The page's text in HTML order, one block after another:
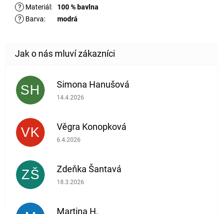
?
Materiál :
100 % bavlna
?
Barva: modrá
SH Simona Hanušová
Hodnocení obchodu je 5 z 5 hvězdiček.
14.4.2026
VK Věgra Konopková
Hodnocení obchodu je 5 z 5 hvězdiček.
6.4.2026
ZŠ Zdeňka Šantavá
Hodnocení obchodu je 5 z 5 hvězdiček.
18.3.2026
Martina H.